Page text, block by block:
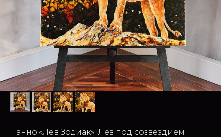
Панно «Лев Зодиак». Лев под созвездием.